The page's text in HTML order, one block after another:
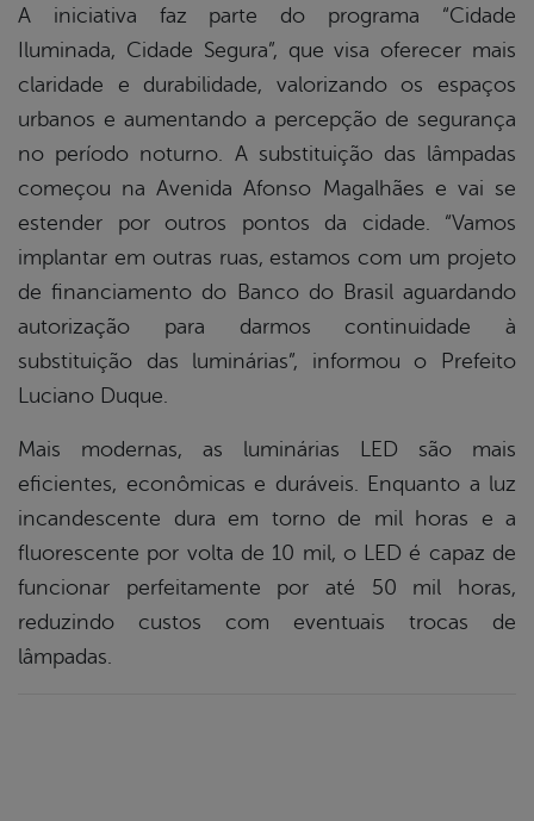
A iniciativa faz parte do programa “Cidade
Iluminada, Cidade Segura”, que visa oferecer mais
claridade e durabilidade, valorizando os espaços
urbanos e aumentando a percepção de segurança
no período noturno. A substituição das lâmpadas
começou na Avenida Afonso Magalhães e vai se
estender por outros pontos da cidade. “Vamos
implantar em outras ruas, estamos com um projeto
de financiamento do Banco do Brasil aguardando
autorização para darmos continuidade à
substituição das luminárias”, informou o Prefeito
Luciano Duque.
Mais modernas, as luminárias LED são mais
eficientes, econômicas e duráveis. Enquanto a luz
incandescente dura em torno de mil horas e a
fluorescente por volta de 10 mil, o LED é capaz de
funcionar perfeitamente por até 50 mil horas,
reduzindo custos com eventuais trocas de
lâmpadas.